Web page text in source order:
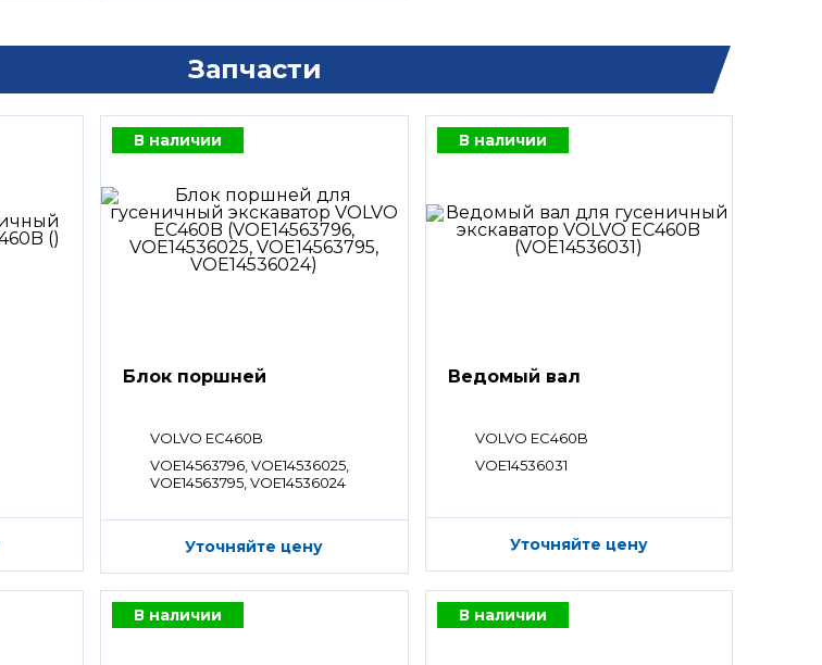
Запчасти
В наличии
Блок поршней
VOLVO EC460B
VOE14563796, VOE14536025,
VOE14563795, VOE14536024
Уточняйте цену
В наличии
Ведомый вал
VOLVO EC460B
VOE14536031
Уточняйте цену
В наличии В наличии